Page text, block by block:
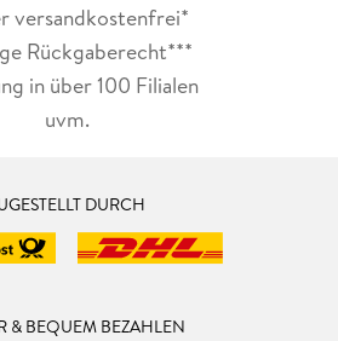
versandkostenfrei*
Rückgaberecht***
in über 100 Filialen
uvm.
DURCH
& BEQUEM BEZAHLEN